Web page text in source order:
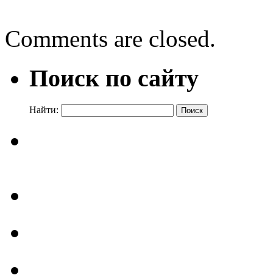
Comments are closed.
Поиск по сайту
Найти: